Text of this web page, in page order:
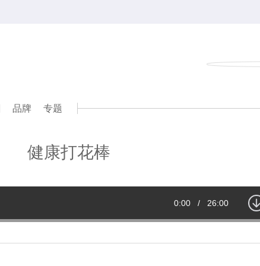
品牌 专题
健康打花棒
Current
0:00 / Duration
26:00